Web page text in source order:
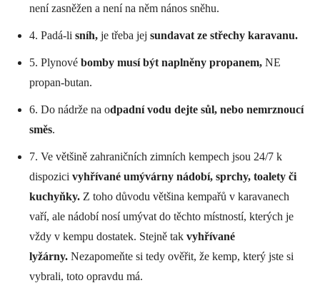
není zasněžen a není na něm nános sněhu.
4. Padá-li sníh, je třeba jej sundavat ze střechy karavanu.
5. Plynové bomby musí být naplněny propanem, NE
propan-butan.
6. Do nádrže na odpadní vodu dejte sůl, nebo nemrznoucí
směs.
7. Ve většině zahraničních zimních kempech jsou 24/7 k
dispozici vyhřívané umývárny nádobí, sprchy, toalety či
kuchyňky. Z toho důvodu většina kempařů v karavanech
vaří, ale nádobí nosí umývat do těchto místností, kterých je
vždy v kempu dostatek. Stejně tak vyhřívané
lyžárny. Nezapomeňte si tedy ověřit, že kemp, který jste si
vybrali, toto opravdu má.